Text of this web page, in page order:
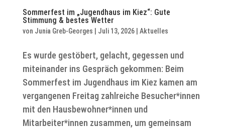
Sommerfest im „Jugendhaus im Kiez“: Gute
Stimmung & bestes Wetter
von Junia Greb-Georges Juli 13, 2026| Aktuelles
Es wurde gestöbert, gelacht, gegessen und
miteinander ins Gespräch gekommen: Beim
Sommerfest im Jugendhaus im Kiez kamen am
vergangenen Freitag zahlreiche Besucher*innen
mit den Hausbewohner*innen und
Mitarbeiter*innen zusammen, um gemeinsam